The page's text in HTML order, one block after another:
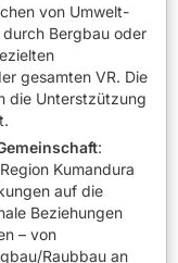
von Umwelt-
Bergbau oder
gesamten VR. Die
die Unterstzützung
:
Kumandura
auf die
Beziehungen
– von
Raubbau an